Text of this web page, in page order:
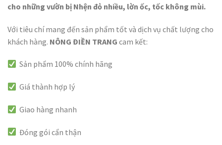
cho những vườn bị Nhện đỏ nhiều, lờn ốc, tốc không mùi.
Với tiêu chí mang đến sản phẩm tốt và dịch vụ chất lượng cho
khách hàng. NÔNG ĐIỀN TRANG cam kết:
Sản phẩm 100% chính hãng
Giá thành hợp lý
Giao hàng nhanh
Đóng gói cẩn thận